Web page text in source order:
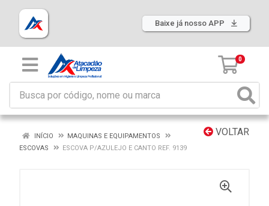
Baixe já nosso APP
0
VOLTAR
INÍCIO
MAQUINAS E EQUIPAMENTOS
ESCOVAS
ESCOVA P/AZULEJO E CANTO REF. 9139